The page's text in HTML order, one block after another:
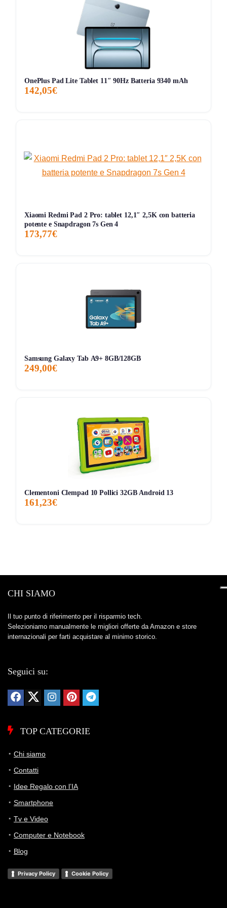
facile da trasportare. Alcuni utenti segnalano che, sebbene
le prestazioni siano generalmente ottime, in situazioni di
multitasking estremo il tablet può mostrare qualche
rallentamento. La connettività è un altro punto forte, con
porte USB e microSD che offrono grande flessibilità. In
generale, l’Acer Iconia Tab P11 si rivela una scelta
eccellente per chi cerca un dispositivo versatile e
ATTUALE MINIMO MASSIMOVARIAZIONE
OnePlus Pad Lite Tablet 11″ 90Hz Batteria 9340 mAh
142,05€
Xiaomi Redmi Pad 2 Pro: tablet 12,1″ 2,5K con batteria
potente e Snapdragon 7s Gen 4
173,77€
Samsung Galaxy Tab A9+ 8GB/128GB
249,00€
Clementoni Clempad 10 Pollici 32GB Android 13
161,23€
CHI SIAMO
Il tuo punto di riferimento per il risparmio tech.
Selezioniamo manualmente le migliori offerte da Amazon e store
internazionali per farti acquistare al minimo storico.
Seguici su:
TOP CATEGORIE
Chi siamo
Contatti
Idee Regalo con l’IA
Smartphone
Tv e Video
Computer e Notebook
Blog
Privacy Policy Cookie Policy